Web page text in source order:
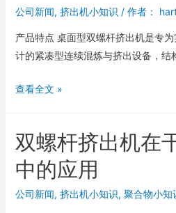
公司新闻, 挤出机小知识 / 作者：
产品特点 桌面型双螺杆挤出机是专
计的紧凑型连续混炼与挤出设备，
查看全文 »
双螺杆挤出机在
中的应用
公司新闻, 挤出机小知识, 聚合物小知